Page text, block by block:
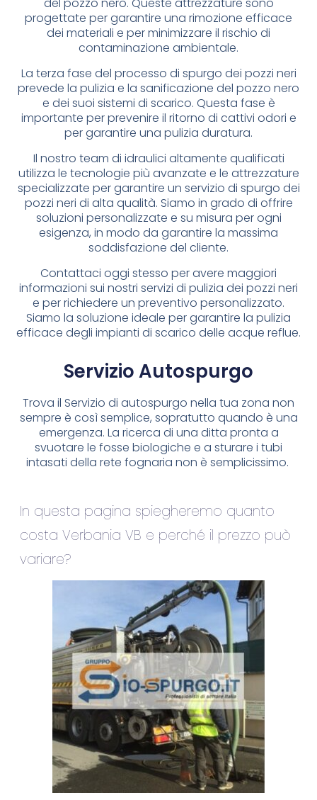
del pozzo nero. Queste attrezzature sono
progettate per garantire una rimozione efficace
dei materiali e per minimizzare il rischio di
contaminazione ambientale.
La terza fase del processo di spurgo dei pozzi neri
prevede la pulizia e la sanificazione del pozzo nero
e dei suoi sistemi di scarico. Questa fase è
importante per prevenire il ritorno di cattivi odori e
per garantire una pulizia duratura.
Il nostro team di idraulici altamente qualificati
utilizza le tecnologie più avanzate e le attrezzature
specializzate per garantire un servizio di spurgo dei
pozzi neri di alta qualità. Siamo in grado di offrire
soluzioni personalizzate e su misura per ogni
esigenza, in modo da garantire la massima
soddisfazione del cliente.
Contattaci oggi stesso per avere maggiori
informazioni sui nostri servizi di pulizia dei pozzi neri
e per richiedere un preventivo personalizzato.
Siamo la soluzione ideale per garantire la pulizia
efficace degli impianti di scarico delle acque reflue.
Servizio Autospurgo
Trova il Servizio di autospurgo nella tua zona non
sempre è così semplice, sopratutto quando è una
emergenza. La ricerca di una ditta pronta a
svuotare le fosse biologiche e a sturare i tubi
intasati della rete fognaria non è semplicissimo.
In questa pagina spiegheremo quanto
costa Verbania VB e perché il prezzo può
variare?